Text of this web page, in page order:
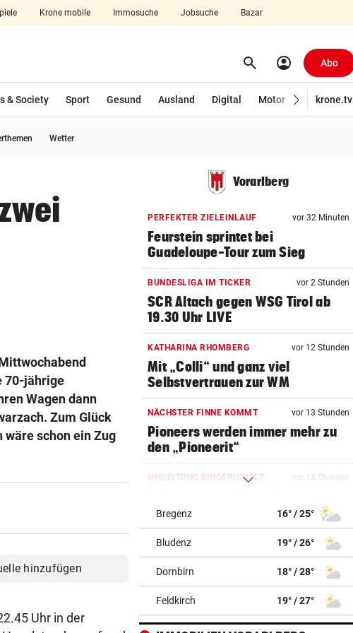
Krone mobile Immosuche Jobsuche Bazar
aufklappen search Suchen
account_circle Abo
& Society Sport Gesund Ausland Digital Motor Wirtschaft
krone.tv
Wetter
70-jährige
Wagen dann
Zum Glück
schon ein Zug
hinzufügen
Uhr in der
Vorarlberg
PERFEKTER ZIELEINLAUF vor 32 Minuten
Feurstein sprintet bei
Guadeloupe-Tour zum Sieg
BUNDESLIGA IM TICKER vor 2 Stunden
SCR Altach gegen WSG Tirol ab
19.30 Uhr LIVE
KATHARINA RHOMBERG vor 12 Stunden
Mit „Colli“ und ganz viel
Selbstvertrauen zur WM
NÄCHSTER FINNE KOMMT vor 13 Stunden
Pioneers werden immer mehr zu
den „Pioneerit“
UMLEITUNG EINGERICHTET vor 14 Stunden
der A14 bei Götzis
IN MEHREREN GEMEINDEN vor 14 Stunden
Aufgedeckt! Chaos bei
Wassergebühren im Ländle
vor 15 Stunden
Europaweit gesuchter
Bregenz 16° / 25°
Bludenz 19° / 26°
Dornbirn 18° / 28°
Feldkirch 19° / 27°